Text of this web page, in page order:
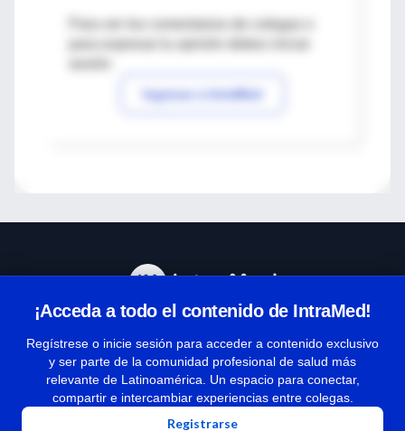
Para ver los comentarios de colegas o
Ingresar a IntraMed
¡Acceda a todo el contenido de IntraMed!
Regístrese o inicie sesión para acceder a contenido exclusivo
y ser parte de la comunidad profesional de salud más
relevante de Latinoamérica. Un espacio para conectar,
compartir e intercambiar experiencias entre colegas.
Registrarse
Términos y condiciones
| Políticas de privacidad
| Todos los derechos reservados | Copyright 1997-2026